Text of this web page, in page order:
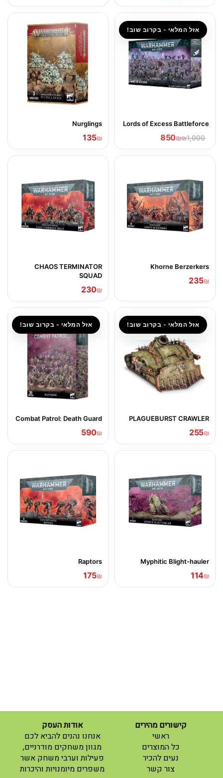
אזל המלאי - בקרוב שוב!
Lords of Excess Battleforce
₪1,000
₪
850
Nurglings
₪
135
Khorne Berzerkers
₪
235
CHAOS TERMINATOR
SQUAD
₪
230
אזל המלאי - בקרוב שוב!
PLAGUEBURST CRAWLER
₪
255
אזל המלאי - בקרוב שוב!
Combat Patrol: Death Guard
₪
590
Myphitic Blight-hauler
₪
114
Raptors
₪
175
קישורים מהירים
ראשי
(current)
כל המוצרים
נעים להכיר
צור קשר
(current)
אודות העסק
אנחנו נהנים להביא לכם
מגוון משחקים מודרניים,
פעילות וערבי משחק אשר
משפרים מיומנויות והיכרות